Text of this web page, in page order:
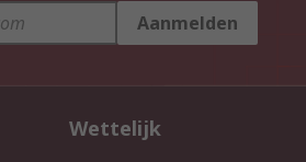
Aanmelden
Wettelijk